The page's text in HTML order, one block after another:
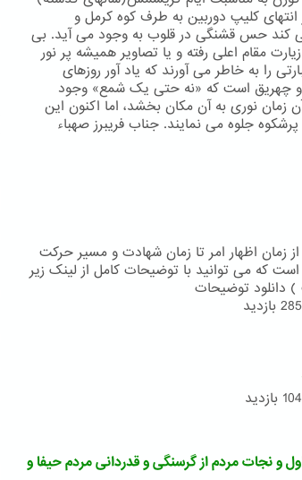
کلیپ دوربین به طرف کوه کرمل و
کند حس قشنگی در قلوب به وجود می آید. بی
مقام اعلی رفته و یا تصاویر همیشه پر نور
را به خاطر می آورند که یاد آور روزهای
و چهریق است که «نه حتی یک شمع» وجود
نوری به آن مکان بخشد، اما اکنون این
جلوه می نمایند. جناب فریبرز صهباء
اظهار امر تا زمان شهادت و مسیر حرکت
که می توانید با توضیحات کامل از لینک زیر
بازدید
نجات مردم از گرسنگی و قدردانی مردم حیفا و